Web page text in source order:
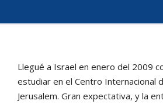
Llegué a Israel en enero del 2009
estudiar en el Centro Internacional
Jerusalem. Gran expectativa, y la